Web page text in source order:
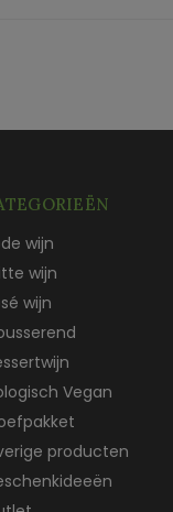
wijn
wijn
wijn
Vegan
producten